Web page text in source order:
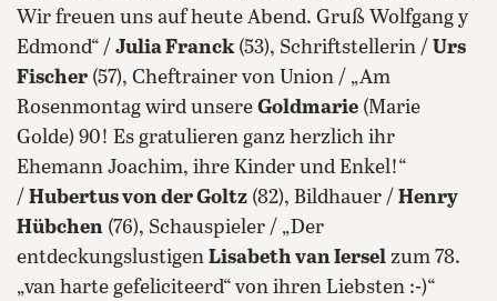
Wir freuen uns auf heute Abend. Gruß Wolfgang y
Edmond“ / Julia Franck(53), Schriftstellerin / Urs
Fischer (57), Cheftrainer von Union / „Am
Rosenmontag wird unsere Goldmarie (Marie
Golde) 90! Es gratulieren ganz herzlich ihr
Ehemann Joachim, ihre Kinder und Enkel!“
/ Hubertus von der Goltz (82), Bildhauer / Henry
Hübchen (76), Schauspieler / „Der
entdeckungslustigen Lisabeth van Iersel zum 78.
„van harte gefeliciteerd“ von ihren Liebsten :-)“